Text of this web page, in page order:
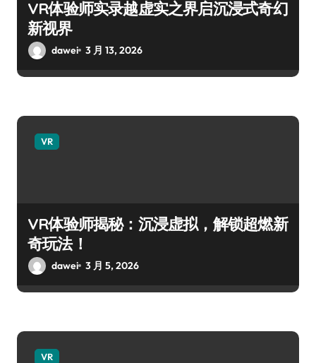
VR体验师实录越虚实之界启沉浸式奇幻
新视界
dawei 3 月 13, 2026
VR
VR体验师揭秘：沉浸虚拟，解锁超燃新
奇玩法！
dawei 3 月 5, 2026
VR